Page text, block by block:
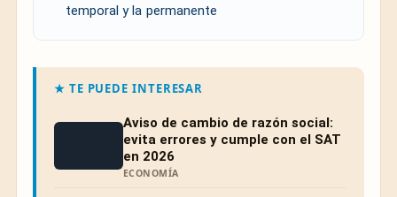
temporal y la permanente
★ TE PUEDE INTERESAR
Aviso de cambio de razón social:
evita errores y cumple con el SAT
en 2026
ECONOMÍA